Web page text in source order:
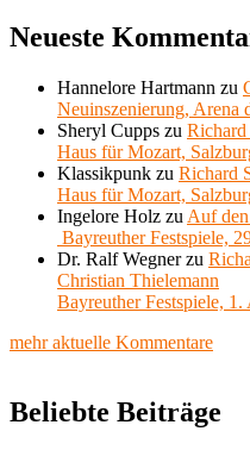
Neueste
Hannelore Hartmann zu
Neuinszenierung, Arena
Sheryl Cupps zu Richard
Haus für Mozart,
Klassikpunk zu Richard
Haus für Mozart,
Ingelore Holz zu Auf
Bayreuther Festspiele,
Dr. Ralf Wegnerzu
Christian Thielemann
Bayreuther Festspiele, 1.
mehr aktuelle Kommentare
Beliebte Beiträge